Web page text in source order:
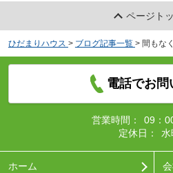
ページト
ひだまりハウス > ブログ記事一覧 > 間もな
電話でお問
営業時間：
09：
定休日：
水
ホーム